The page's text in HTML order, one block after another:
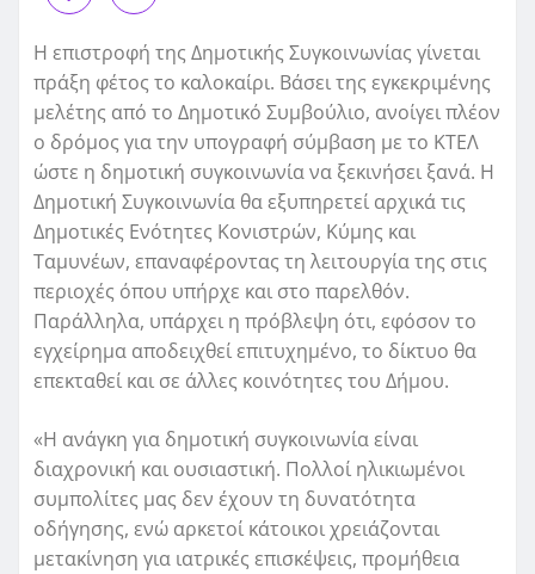
Η επιστροφή της Δημοτικής Συγκοινωνίας γίνεται
πράξη φέτος το καλοκαίρι. Βάσει της εγκεκριμένης
μελέτης από το Δημοτικό Συμβούλιο, ανοίγει πλέον
ο δρόμος για την υπογραφή σύμβαση με το ΚΤΕΛ
ώστε η δημοτική συγκοινωνία να ξεκινήσει ξανά. Η
Δημοτική Συγκοινωνία θα εξυπηρετεί αρχικά τις
Δημοτικές Ενότητες Κονιστρών, Κύμης και
Ταμυνέων, επαναφέροντας τη λειτουργία της στις
περιοχές όπου υπήρχε και στο παρελθόν.
Παράλληλα, υπάρχει η πρόβλεψη ότι, εφόσον το
εγχείρημα αποδειχθεί επιτυχημένο, το δίκτυο θα
επεκταθεί και σε άλλες κοινότητες του Δήμου.
«Η ανάγκη για δημοτική συγκοινωνία είναι
διαχρονική και ουσιαστική. Πολλοί ηλικιωμένοι
συμπολίτες μας δεν έχουν τη δυνατότητα
οδήγησης, ενώ αρκετοί κάτοικοι χρειάζονται
μετακίνηση για ιατρικές επισκέψεις, προμήθεια